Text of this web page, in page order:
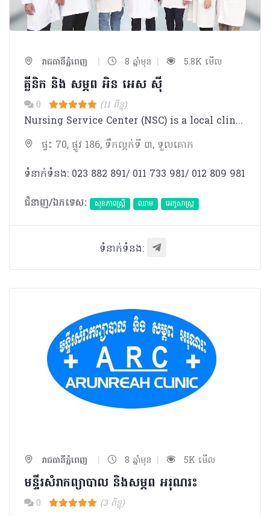
រាជធានីភ្នំពេញ | 8 ឆ្នាំមុន | 5.8K មើល
គ្លីនិក និង​ សម្ភព អិន អេស ស៊ី
0 (11 ពិន្ទុ)
Nursing Service Center (NSC) is a local clinic that provides various kinds of treatment.Doctors and staffs at NSC are highly trained and qualified for the service.
ផ្ទះ 70, ផ្លូវ 186, ទឹកល្អក់ទី ៣, ទួលគោក
ទំនាក់ទំនង: 023 882 891/ 011 733 981/ 012 809 981
ជំនាញ/ឯកទេស:
សុខភាពស្រ្តី ឈាម អេកូសាស្រ្ត
ទំនាក់ទំនង:
រាជធានីភ្នំពេញ | 8 ឆ្នាំមុន | 5K មើល
មន្ទីរសំរាកព្យាបាល និង​សម្ភព អរុណរះ
0 (3 ពិន្ទុ)